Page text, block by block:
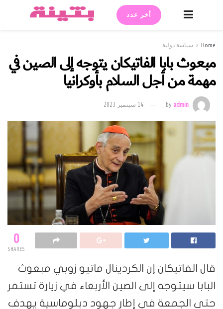
أخر عدد
Home سياسة دولية
مبعوث بابا الفاتيكان يتوجه إلى الصين في
مهمة من أجل السلام بأوكرانيا
byadmin 14 سبتمبر 2023
0
SHARES
قال الفاتيكان إن الكردينال ماتيو زوبي مبعوث
البابا سيتوجه إلى الصين الأربعاء في زيارة تستمر
حتى الجمعة في إطار جهود دبلوماسية يهدف